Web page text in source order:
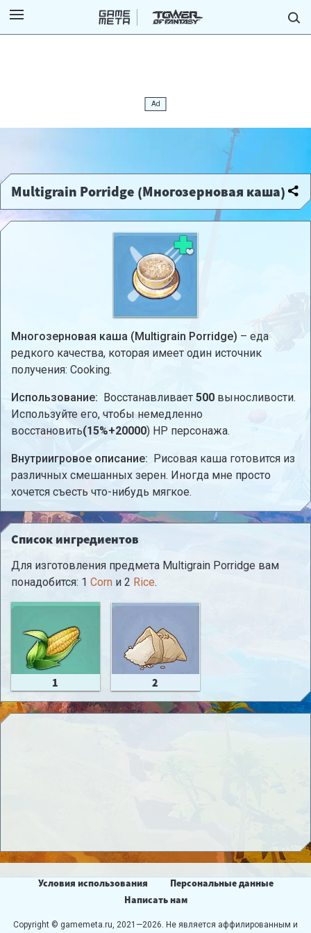
Multigrain Porridge (Многозерновая каша)
Многозерновая каша (Multigrain Porridge) – еда
редкого качества, которая имеет один источник
получения: Cooking.
Использование: Восстанавливает 500 выносливости.
Используйте его, чтобы немедленно
восстановить(15%+20000) HP персонажа.
Внутриигровое описание: Рисовая каша готовится из
различных смешанных зерен. Иногда мне просто
хочется съесть что-нибудь мягкое.
Список ингредиентов
Для изготовления предмета Multigrain Porridge вам
понадобится: 1 Corn и 2 Rice.
1 2
Условия использования
Персональные данные
Написать нам
Copyright © gamemeta.ru, 2021—2026. Не является аффилированным и